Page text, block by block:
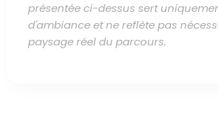
présentée ci-dessus sert
d'ambiance et ne reflète pas
paysage réel du parcours.